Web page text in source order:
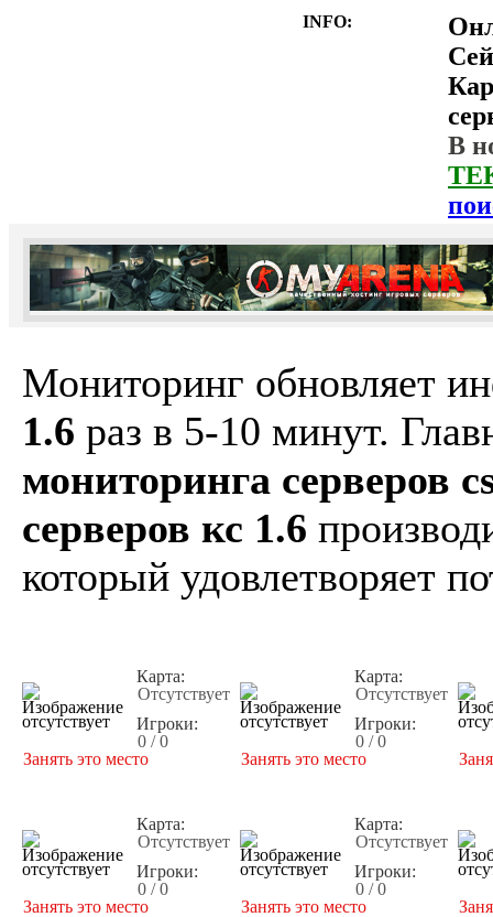
INFO:
В
Мониторинг обновляет
1.6 раз в 5-10 минут.
мониторинга серверов
серверов кс 1.6
который удовлетворяет
Карта:
Отсутствует
Игроки:
0 / 0
Занять это место
Карта:
Отсутствует
Игроки:
0 / 0
Занять это место
Карта:
Отсутствует
Игроки:
0 / 0
Занять это место
Карта:
Отсутствует
Игроки:
0 / 0
Занять это место